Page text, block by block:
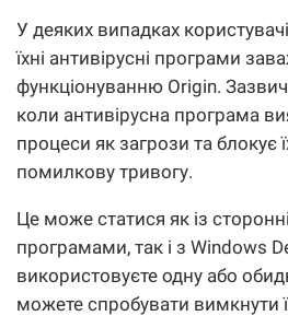
У деяких випадках
їхні антивірусні програми
функціонуванню Origin.
коли антивірусна програма
процеси як загрози та блокує
помилкову тривогу.
Це може статися як із
програмами, так і з Windows
використовуєте одну або
можете спробувати вимкнути